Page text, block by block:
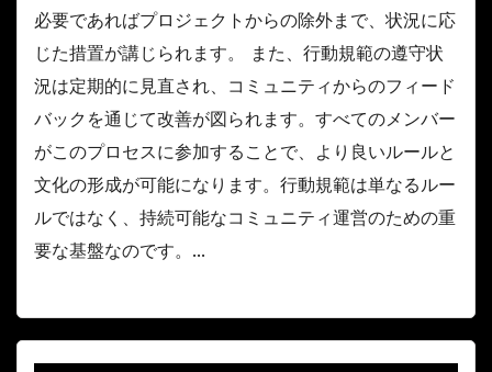
必要であればプロジェクトからの除外まで、状況に応
じた措置が講じられます。 また、行動規範の遵守状
況は定期的に見直され、コミュニティからのフィード
バックを通じて改善が図られます。すべてのメンバー
がこのプロセスに参加することで、より良いルールと
文化の形成が可能になります。行動規範は単なるルー
ルではなく、持続可能なコミュニティ運営のための重
要な基盤なのです。...